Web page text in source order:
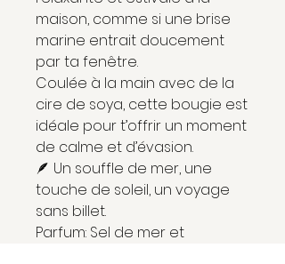
maison, comme si une brise
marine entrait doucement
par ta fenêtre.
Coulée à la main avec de la
cire de soya, cette bougie est
idéale pour t’offrir un moment
de calme et d’évasion.
🪶 Un souffle de mer, une
touche de soleil, un voyage
sans billet.
Parfum: Sel de mer et